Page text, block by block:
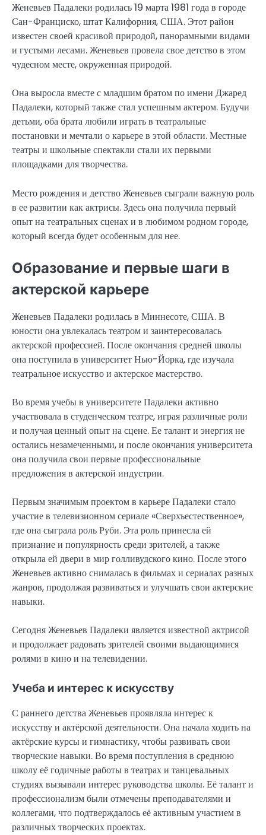
Женевьев Падалеки родилась 19 марта 1981 года в городе
Сан-Франциско, штат Калифорния, США. Этот район
известен своей красивой природой, панорамными видами
и густыми лесами. Женевьев провела свое детство в этом
чудесном месте, окруженная природой.
Она выросла вместе с младшим братом по имени Джаред
Падалеки, который также стал успешным актером. Будучи
детьми, оба брата любили играть в театральные
постановки и мечтали о карьере в этой области. Местные
театры и школьные спектакли стали их первыми
площадками для творчества.
Место рождения и детство Женевьев сыграли важную роль
в ее развитии как актрисы. Здесь она получила первый
опыт на театральных сценах и в любимом родном городе,
который всегда будет особенным для нее.
Образование и первые шаги в
актерской карьере
Женевьев Падалеки родилась в Миннесоте, США. В
юности она увлекалась театром и заинтересовалась
актерской профессией. После окончания средней школы
она поступила в университет Нью-Йорка, где изучала
театральное искусство и актерское мастерство.
Во время учебы в университете Падалеки активно
участвовала в студенческом театре, играя различные роли
и получая ценный опыт на сцене. Ее талант и энергия не
остались незамеченными, и после окончания университета
она получила свои первые профессиональные
предложения в актерской индустрии.
Первым значимым проектом в карьере Падалеки стало
участие в телевизионном сериале «Сверхъестественное»,
где она сыграла роль Руби. Эта роль принесла ей
признание и популярность среди зрителей, а также
открыла ей двери в мир голливудского кино. После этого
Женевьев активно снималась в фильмах и сериалах разных
жанров, продолжая развиваться и улучшать свои актерские
навыки.
Сегодня Женевьев Падалеки является известной актрисой
и продолжает радовать зрителей своими выдающимися
ролями в кино и на телевидении.
Учеба и интерес к искусству
С раннего детства Женевьев проявляла интерес к
искусству и актёрской деятельности. Она начала ходить на
актёрские курсы и гимнастику, чтобы развивать свои
творческие навыки. Во время поступления в среднюю
школу её годичные работы в театрах и танцевальных
студиях вызывали интерес руководства школы. Её талант и
профессионализм были отмечены преподавателями и
коллегами, что подтверждалось её активным участием в
различных творческих проектах.